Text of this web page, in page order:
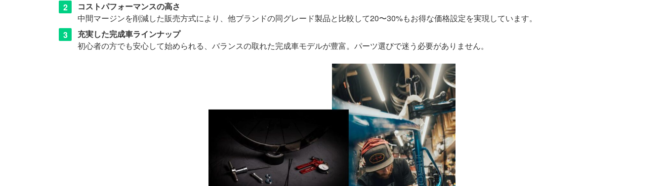
コストパフォーマンスの高さ
中間マージンを削減した販売方式により、他ブランドの同グレード製品と比較して20〜30%もお得な価格設定を実現しています。
充実した完成車ラインナップ
初心者の方でも安心して始められる、バランスの取れた完成車モデルが豊富。パーツ選びで迷う必要がありません。